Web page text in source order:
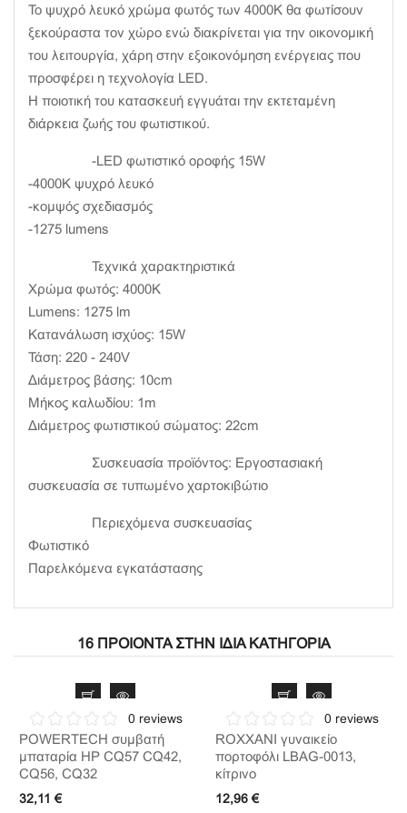
Το ψυχρό λευκό χρώμα φωτός των 4000K θα φωτίσουν
ξεκούραστα τον χώρο ενώ διακρίνεται για την οικονομική
του λειτουργία, χάρη στην εξοικονόμηση ενέργειας που
προσφέρει η τεχνολογία LED.
Η ποιοτική του κατασκευή εγγυάται την εκτεταμένη
διάρκεια ζωής του φωτιστικού.
-LED φωτιστικό οροφής 15W
-4000K ψυχρό λευκό
-κομψός σχεδιασμός
-1275 lumens
Τεχνικά χαρακτηριστικά
Χρώμα φωτός: 4000K
Lumens: 1275 lm
Κατανάλωση ισχύος: 15W
Τάση: 220 - 240V
Διάμετρος βάσης: 10cm
Μήκος καλωδίου: 1m
Διάμετρος φωτιστικού σώματος: 22cm
Συσκευασία προϊόντος: Εργοστασιακή
συσκευασία σε τυπωμένο χαρτοκιβώτιο
Περιεχόμενα συσκευασίας
Φωτιστικό
Παρελκόμενα εγκατάστασης
16 ΠΡΟΙΌΝΤΑ ΣΤΗΝ ΊΔΙΑ ΚΑΤΗΓΟΡΊΑ
0 reviews
POWERTECH συμβατή
μπαταρία HP CQ57 CQ42,
CQ56, CQ32
32,11 €
0 reviews
ROXXANI γυναικείο
πορτοφόλι LBAG-0013,
κίτρινο
12,96 €